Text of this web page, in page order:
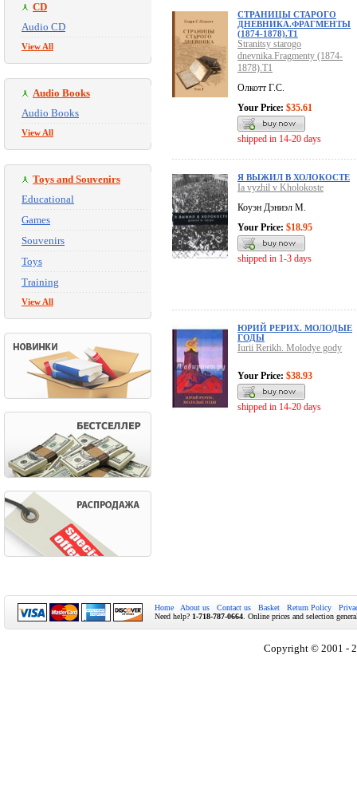
CD
Audio CD
View All
Audio Books
Audio Books
View All
Toys and Souvenirs
Educational
Games
Souvenirs
Toys
Training
View All
СТРАНИЦЫ СТАРОГО
ДНЕВНИКА.ФРАГМЕНТЫ
(1874-1878).Т1
Stranitsy starogo
dnevnika.Fragmenty (1874-
1878).T1
Олкотт Г.С.
Your Price: $35.61
shipped in 14-20 days
Я ВЫЖИЛ В ХОЛОКОСТЕ
Ia vyzhil v Kholokoste
Коуэн Дэниэл М.
Your Price: $18.95
shipped in 1-3 days
ЮРИЙ РЕРИХ. МОЛОДЫЕ
ГОДЫ
Iurii Rerikh. Molodye gody
Your Price: $38.93
shipped in 14-20 days
Home About us Contact us Basket Return Policy
Need help? 1-718-787-0664 . Online prices and selection
Copyright © 2001 -